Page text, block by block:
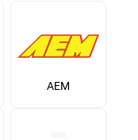
AEM